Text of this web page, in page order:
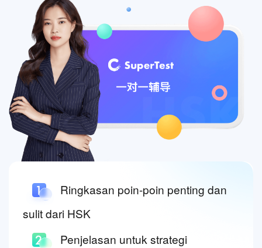
Ringkasan poin-poin penting dan
sulit dari HSK
Penjelasan untuk strategi